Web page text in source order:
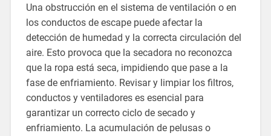
Una obstrucción en el sistema de ventilación o en
los conductos de escape puede afectar la
detección de humedad y la correcta circulación del
aire. Esto provoca que la secadora no reconozca
que la ropa está seca, impidiendo que pase a la
fase de enfriamiento. Revisar y limpiar los filtros,
conductos y ventiladores es esencial para
garantizar un correcto ciclo de secado y
enfriamiento. La acumulación de pelusas o